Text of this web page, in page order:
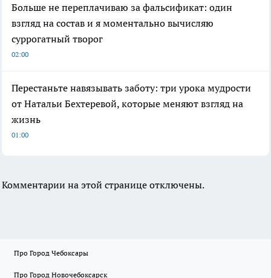
Больше не переплачиваю за фальсификат: один
взгляд на состав и я моментально вычисляю
суррогатный творог
02:00
Перестаньте навязывать заботу: три урока мудрости
от Натальи Бехтеревой, которые меняют взгляд на
жизнь
01:00
Комментарии на этой странице отключены.
Про Город Чебоксары
Про Город Новочебоксарск